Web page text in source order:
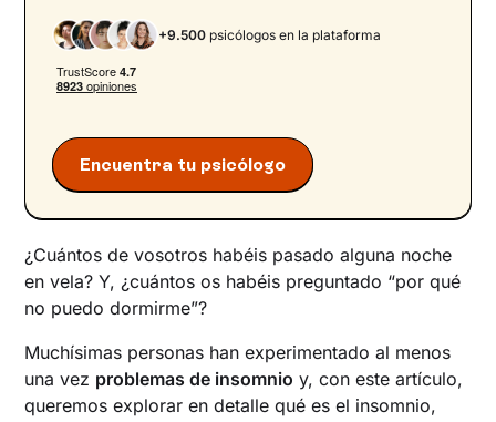
Las causas del insomnio
Las causas psicológicas del insomnio
Causas médicas y farmacológicas del
insomnio
Causas ambientales y de hábitos en el
insomnio
El círculo vicioso del insomnio
Las consecuencias del insomnio
Cuándo es recomendable consultar a un
Estrategias iniciales para cuidar la higiene del
sueño
Encuentra tu psicólogo
+9.500 psicólogos en la plataforma
¿Cuántos de vosotros habéis pasado alguna noche
en vela? Y, ¿cuántos os habéis preguntado “por qué
no puedo dormirme”?
Muchísimas personas han experimentado al menos
una vez problemas de insomnio y, con este artículo,
queremos explorar en detalle qué es el insomnio,